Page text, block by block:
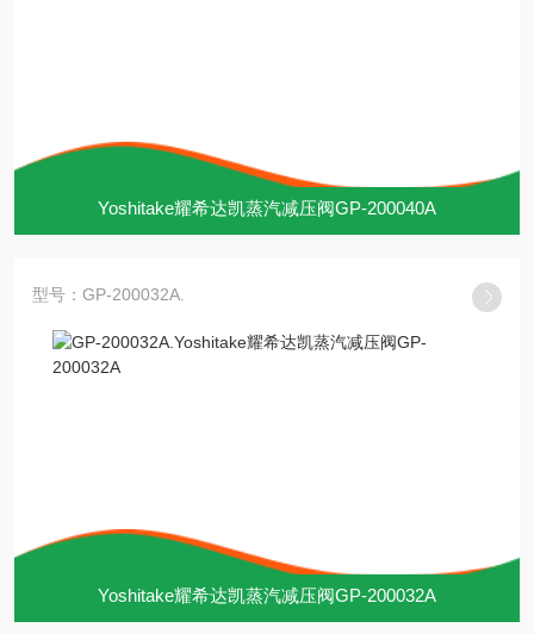
Yoshitake耀希达凯蒸汽减压阀GP-200040A
型号：GP-200032A.
Yoshitake耀希达凯蒸汽减压阀GP-200032A